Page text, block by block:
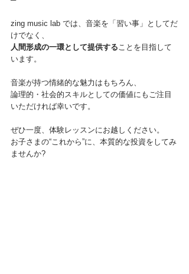
zing music lab では、音楽を「習い事」としてだ
けでなく、
人間形成の一環として提供することを目指して
います。
音楽が持つ情緒的な魅力はもちろん、
論理的・社会的スキルとしての価値にもご注目
ぜひ一度、体験レッスンにお越しください。
お子さまの“これから”に、本質的な投資をしてみ
ませんか?